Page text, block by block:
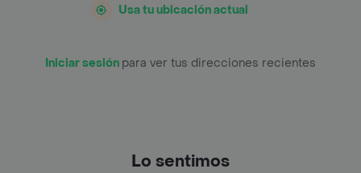
Usa tu ubicación actual
Iniciar sesión para ver tus direcciones recientes
Lo sentimos